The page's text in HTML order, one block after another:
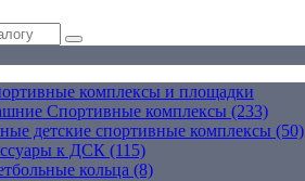
комплексы и площадки
Спортивные комплексы (233)
детские спортивные комплексы (50)
к ДСК (115)
кольца (8)